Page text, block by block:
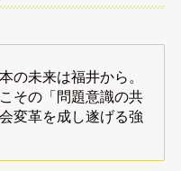
の未来は福井から。
その「問題意識の共
変革を成し遂げる強